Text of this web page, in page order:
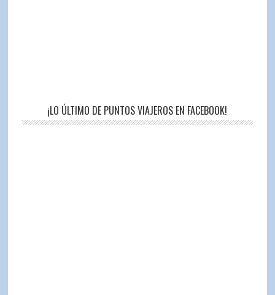
¡LO ÚLTIMO DE PUNTOS VIAJEROS EN FACEBOOK!